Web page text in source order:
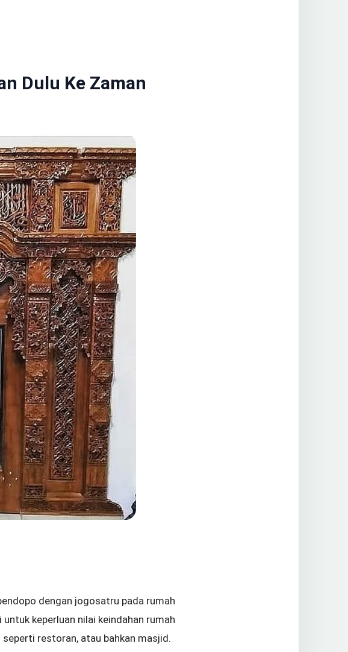
Dulu Ke Zaman
dengan jogosatru pada rumah
keperluan nilai keindahan rumah
restoran, atau bahkan masjid.